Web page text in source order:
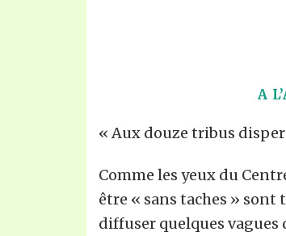
A
« Aux douze tribus
Comme les yeux du
être « sans taches » sont
diffuser quelques